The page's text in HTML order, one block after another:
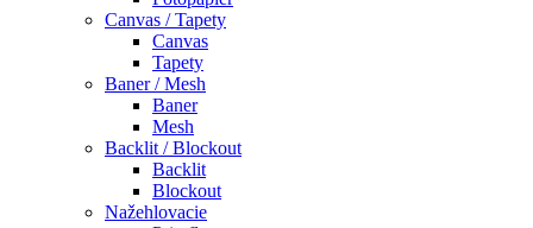
Canvas / Tapety
Canvas
Tapety
Baner / Mesh
Baner
Mesh
Backlit / Blockout
Backlit
Blockout
Nažehlovacie